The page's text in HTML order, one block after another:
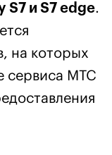
S7 и S7 edge.
на которых
сервиса МТС